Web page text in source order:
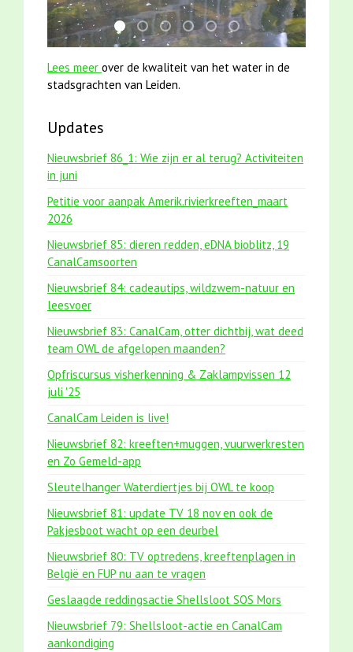
karper met kattenklimtouw
mei2021 1 snoekje elly
jun2021 zaklv 5 snoekje MOOI
mei2021 watervogelmethode
smoelenboek fifi en
jun2021 28 brasem
Lees meer over de kwaliteit van het water in de
stadsgrachten van Leiden.
Updates
Nieuwsbrief 86_1: Wie zijn er al terug? Activiteiten
in juni
Petitie voor aanpak Amerik.rivierkreeften_maart
2026
Nieuwsbrief 85: dieren redden, eDNA bioblitz, 19
CanalCamsoorten
Nieuwsbrief 84: cadeautips, wildzwem-natuur en
leesvoer
Nieuwsbrief 83: CanalCam, otter dichtbij, wat deed
team OWL de afgelopen maanden?
Opfriscursus visherkenning & Zaklampvissen 12
juli '25
CanalCam Leiden is live!
Nieuwsbrief 82: kreeften+muggen, vuurwerkresten
en Zo Gemeld-app
Sleutelhanger Waterdiertjes bij OWL te koop
Nieuwsbrief 81: update TV 18 nov en ook de
Pakjesboot wacht op een deurbel
Nieuwsbrief 80: TV optredens, kreeftenplagen in
België en FUP nu aan te vragen
Geslaagde reddingsactie Shellsloot SOS Mors
Nieuwsbrief 79: Shellsloot-actie en CanalCam
aankondiging